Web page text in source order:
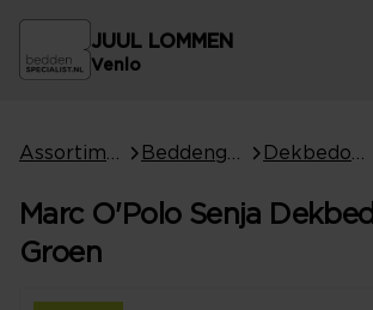
JUUL LOMMEN
Venlo
Marc O'Polo Senja
Groen